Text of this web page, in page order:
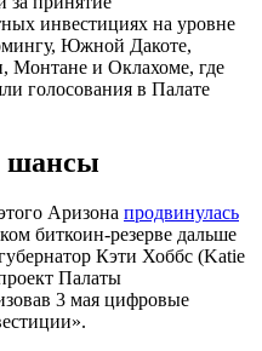
инвестициях на уровне
Южной Дакоте,
Монтане и Оклахоме, где
голосования в Палате
шансы
Аризона продвинулась
биткоин-резерве дальше
Кэти Хоббс (Katie
Палаты
3 мая цифровые